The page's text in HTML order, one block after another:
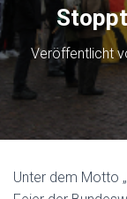
Veröffentlicht
Unter dem Motto